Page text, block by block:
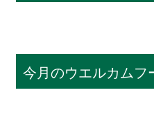
今月のウエルカムフ